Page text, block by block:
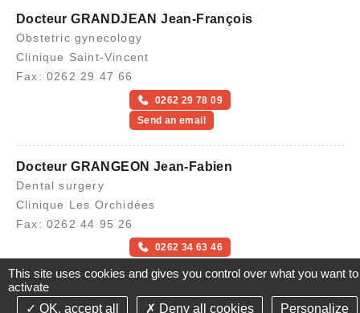
Docteur GRANDJEAN Jean-François
Obstetric gynecology
Clinique Saint-Vincent
Fax: 0262 29 47 66
0262 29 78 09
Send an email
Docteur GRANGEON Jean-Fabien
Dental surgery
Clinique Les Orchidées
Fax: 0262 44 95 26
0262 34 63 46
Docteur GRONDIN Karine
This site uses cookies and gives you control over what you want to
activate
OK, accept all
Deny all cookies Personalize